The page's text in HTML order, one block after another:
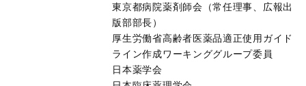
東京都病院薬剤師会（常任理事、広報出
版部部長）
厚生労働省高齢者医薬品適正使用ガイド
ライン作成ワーキンググループ委員
日本薬学会